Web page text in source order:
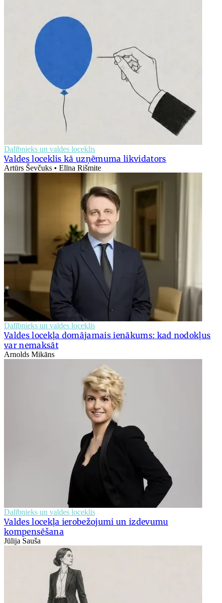
Dalībnieks un valdes loceklis
Valdes loceklis kā uzņēmuma likvidators
Artūrs Ševčuks • Elīna Rišmite
Dalībnieks un valdes loceklis
Valdes locekļa domājamais ienākums: kad nodokļus
var nemaksāt
Arnolds Mikāns
Dalībnieks un valdes loceklis
Valdes locekļa ierobežojumi un izdevumu
kompensēšana
Jūlija Sauša